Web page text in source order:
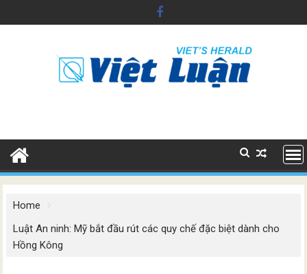
to
Home
Luật An ninh: Mỹ bắt đầu rút các quy chế đặc biệt dành cho
Hồng Kông